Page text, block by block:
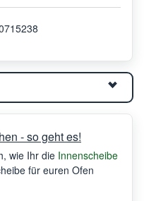
- so geht es!
wie Ihr die Innenscheibe
für euren Ofen